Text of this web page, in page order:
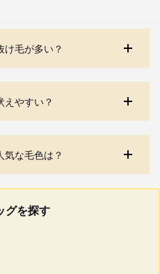
け毛が多い？
えやすい？
気な毛色は？
グを探す